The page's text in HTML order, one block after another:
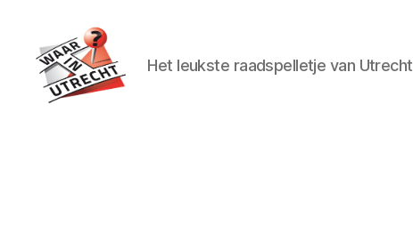
Het leukste raadspelletje van Utrecht